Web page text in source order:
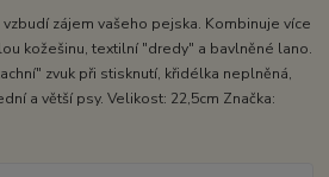
vzbudí zájem vašeho pejska. Kombinuje více
kožešinu, textilní "dredy" a bavlněné lano.
zvuk při stisknutí, křidélka neplněná,
a větší psy. Velikost: 22,5cm Značka: